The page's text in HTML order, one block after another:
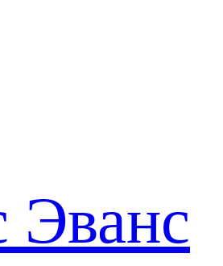
Эванс